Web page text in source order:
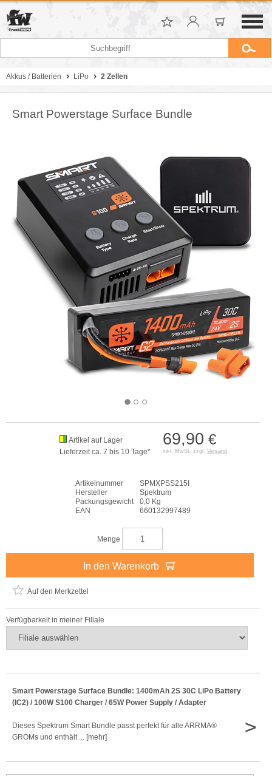
Akkus / Batterien LiPo 2 Zellen
Smart Powerstage Surface Bundle
69,90 €
inkl. MwSt. zzgl. Versand
Artikel auf Lager
Lieferzeit ca. 7 bis 10 Tage*
Artikelnummer
SPMXPSS215I
Hersteller
Spektrum
Packungsgewicht
0,0 Kg
EAN
660132997489
Menge
In den Warenkorb
Auf den Merkzettel
Verfügbarkeit in meiner Filiale
Smart Powerstage Surface Bundle: 1400mAh 2S 30C LiPo Battery
(IC2) / 100W S100 Charger / 65W Power Supply / Adapter
Dieses Spektrum Smart Bundle passt perfekt für alle ARRMA®
GROMs und enthält ... [mehr]
>